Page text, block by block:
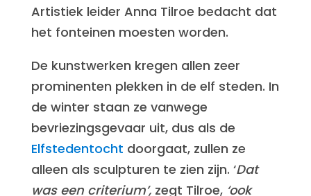
Artistiek leider Anna Tilroe bedacht dat
het fonteinen moesten worden.
De kunstwerken kregen allen zeer
prominenten plekken in de elf steden. In
de winter staan ze vanwege
bevriezingsgevaar uit, dus als de
Elfstedentocht doorgaat, zullen ze
alleen als sculpturen te zien zijn. ‘Dat
was een criterium’,zegt Tilroe, ‘ook